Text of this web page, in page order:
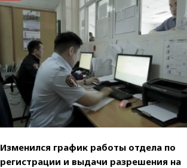
Изменился график работы отдела по
регистрации и выдачи разрешения на